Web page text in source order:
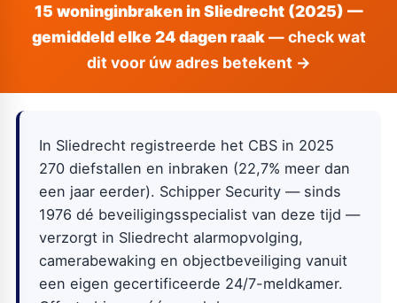
15 woninginbraken in Sliedrecht (2025) —
gemiddeld elke 24 dagen raak— check wat
dit voor úw adres betekent →
In Sliedrecht registreerde het CBS in 2025
270 diefstallen en inbraken (22,7% meer dan
een jaar eerder). Schipper Security — sinds
1976 dé beveiligingsspecialist van deze tijd —
verzorgt in Sliedrecht alarmopvolging,
camerabewaking en objectbeveiliging vanuit
een eigen gecertificeerde 24/7-meldkamer.